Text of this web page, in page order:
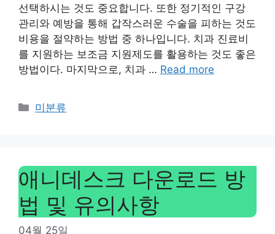
선택하시는 것도 중요합니다. 또한 정기적인 구강
관리와 예방을 통해 갑작스러운 수술을 피하는 것도
비용을 절약하는 방법 중 하나입니다. 치과 진료비
를 지원하는 보조금 지원제도를 활용하는 것도 좋은
방법이다. 마지막으로, 치과 … Read more
Categories
미분류
애니데스크 다운로드 방
법 및 유의사항
04월 25일